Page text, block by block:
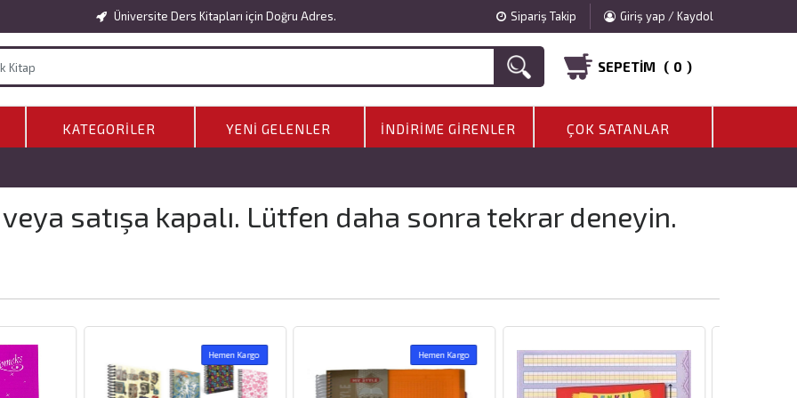
Üniversite Ders Kitapları için Doğru Adres. Sipariş Takip Giriş yap / Kaydol
SEPETIM ( 0 )
KATEGORILER YENI GELENLER İNDIRIME GIRENLER ÇOK SATANLAR
satışa kapalı. Lütfen daha sonra tekrar deneyin.
Hemen Kargo Hemen Kargo Hemen Kargo